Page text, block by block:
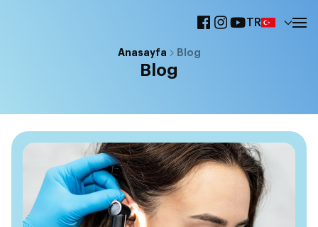
TR
Anasayfa Blog
Blog